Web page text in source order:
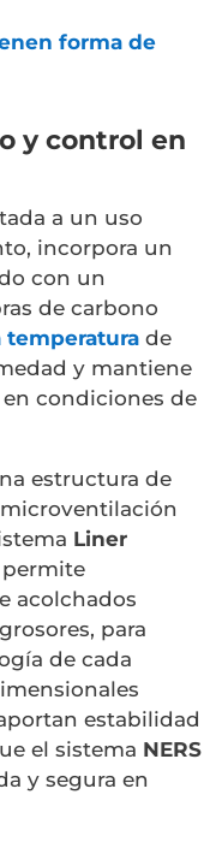
forma de
y control en
a un uso
incorpora un
con un
de carbono
temperatura de
y mantiene
condiciones de
estructura de
Liner
permite
acolchados
para
de cada
estabilidad
el sistema NERS
y segura en